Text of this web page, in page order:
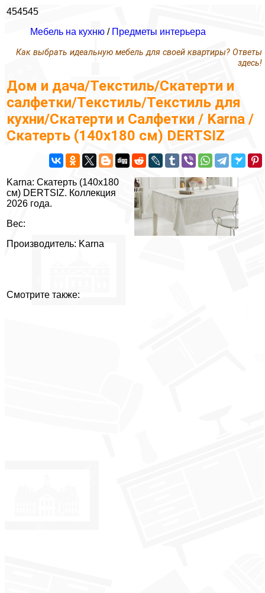
454545
Мебель на кухню / Предметы интерьера
Как выбрать идеальную мебель для своей квартиры? Ответы
здесь!
Дом и дача/Текстиль/Скатерти и
салфетки/Текстиль/Текстиль для
кухни/Скатерти и Салфетки / Karna /
Скатерть (140х180 см) DERTSIZ
Karna: Скатерть (140х180
см) DERTSIZ. Коллекция
2026 года.
Вес:
Производитель: Karna
Смотрите также: